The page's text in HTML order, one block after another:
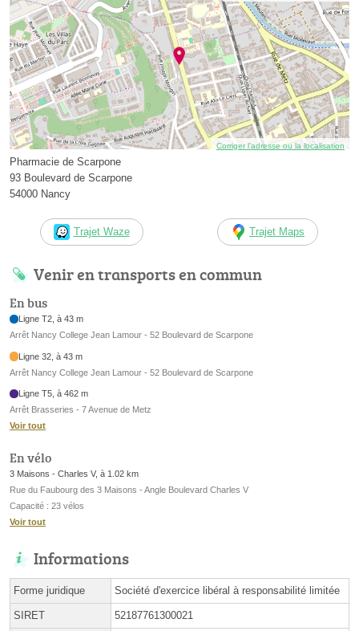
Corriger l’adresse ou la localisation
Pharmacie de Scarpone
93 Boulevard de Scarpone
54000 Nancy
Trajet Waze Trajet Maps
Venir en transports en commun
En bus
Ligne T2, à 43 m
Arrêt Nancy College Jean Lamour - 52 Boulevard de Scarpone
Ligne 32, à 43 m
Arrêt Nancy College Jean Lamour - 52 Boulevard de Scarpone
Ligne T5, à 462 m
Arrêt Brasseries - 7 Avenue de Metz
Voir tout
En vélo
3 Maisons - Charles V, à 1.02 km
Rue du Faubourg des 3 Maisons - Angle Boulevard Charles V
Capacité : 23 vélos
Voir tout
Informations
Forme juridique Société d'exercice libéral à responsabilité limitée
SIRET 52187761300021